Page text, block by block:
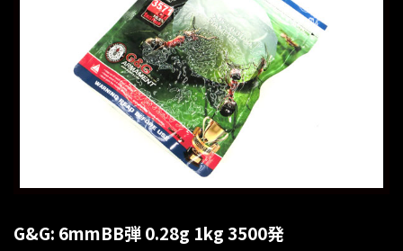
G&G: 6mmBB弾 0.28g 1kg 3500発